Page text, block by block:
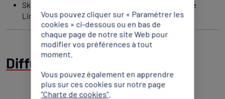
Skander Karaa, maître de conférences à l'université de
Limoges, Centre de droit et d'économie du sport
Diffusions en direct
Vous pouvez cliquer sur « Paramétrer les
cookies » ci-dessous ou en bas de
chaque page de notre site Web pour
modifier vos préférences à tout
moment.
Vous pouvez également en apprendre
plus sur ces cookies sur notre page
"Charte de cookies".